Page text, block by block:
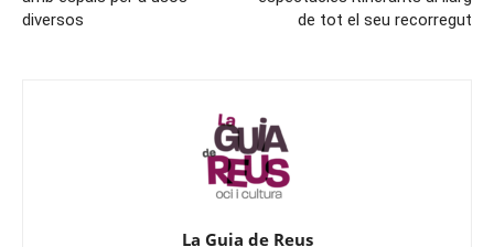
diversos
de tot el seu recorregut
La Guia de Reus